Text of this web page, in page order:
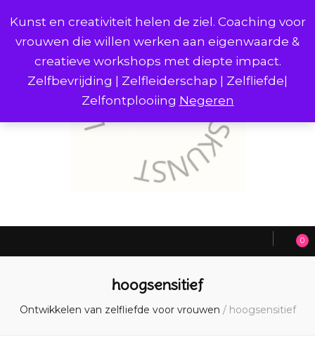
Kunst en creativiteit helen de ziel. Coaching voor
vrouwen die willen werken aan eigenwaarde &
creatieve workshops met diepte impact.
Zelfbevrijding | Zelfleiderschap | Zelfliefde|
Zelfontplooiing Negeren
0
hoogsensitief
Ontwikkelen van zelfliefde voor vrouwen / hoogsensitief